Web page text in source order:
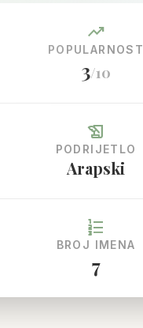
trending_up
POPULARNOST
3/10
history_edu
PODRIJETLO
Arapski
format_list_numbered
BROJ IMENA
7